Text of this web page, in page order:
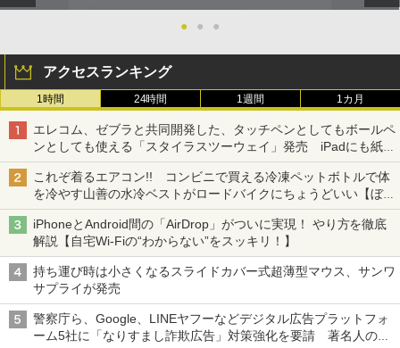
● ● ●
アクセスランキング
1時間 24時間 1週間 1カ月
エレコム、ゼブラと共同開発した、タッチペンとしてもボールペ
ンとしても使える「スタイラスツーウェイ」発売 iPadにも紙に
も、持ち替えずに書き込める
これぞ着るエアコン!! コンビニで買える冷凍ペットボトルで体
を冷やす山善の水冷ベストがロードバイクにちょうどいい【ぼっ
ち・ざ・ろーど！その14】【空いた時間でなにしてる？】
iPhoneとAndroid間の「AirDrop」がついに実現！ やり方を徹底
解説【自宅Wi-Fiの“わからない”をスッキリ！】
持ち運び時は小さくなるスライドカバー式超薄型マウス、サンワ
サプライが発売
警察庁ら、Google、LINEヤフーなどデジタル広告プラットフォ
ーム5社に「なりすまし詐欺広告」対策強化を要請 著名人の写